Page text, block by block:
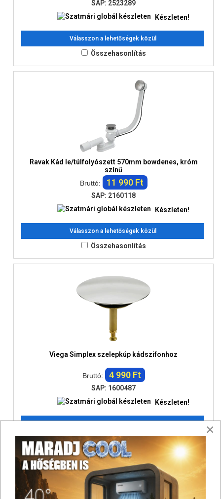
SAP: 2523289
Készleten!
Válasszon a lehetőségek közül
Összehasonlítás
Ravak Kád le/túlfolyószett 570mm bowdenes, króm
színű
Bruttó:
11 990 Ft
SAP: 2160118
Készleten!
Válasszon a lehetőségek közül
Összehasonlítás
Viega Simplex szelepkúp kádszifonhoz
Bruttó: 4 990 Ft
SAP: 1600487
Készleten!
Összehasonlítás
×